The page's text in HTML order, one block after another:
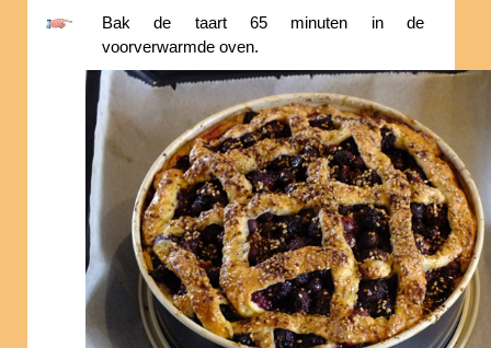
Bak de taart 65 minuten in de
voorverwarmde oven.